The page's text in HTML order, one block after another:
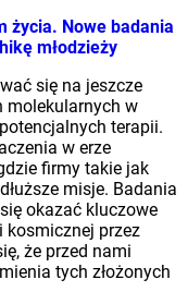
życia. Nowe badania
młodzieży
się na jeszcze
molekularnych w
terapii.
w erze
firmy takie jak
misje. Badania
okazać kluczowe
kosmicznej przez
że przed nami
tych złożonych